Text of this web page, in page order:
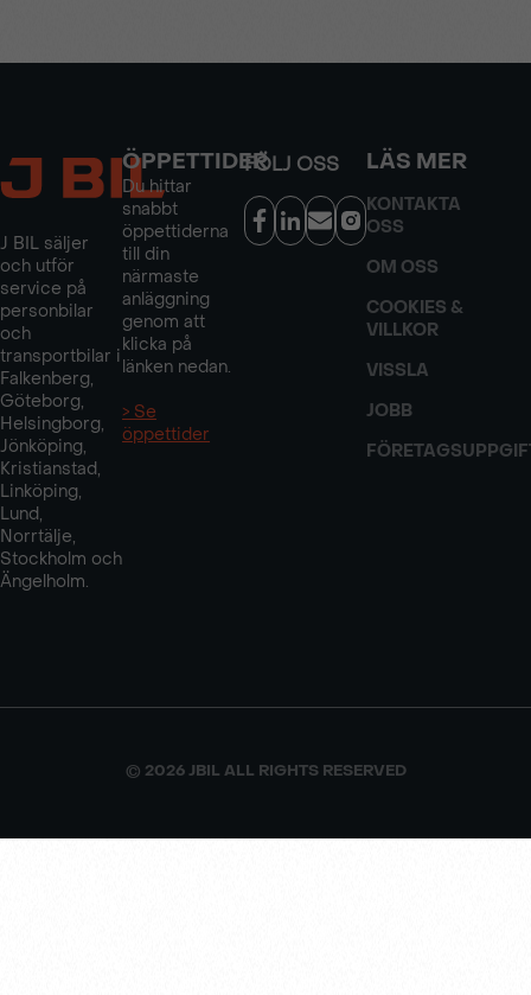
J BIL säljer
och utför
service på
personbilar
och
transportbilar i
Falkenberg,
Göteborg,
Helsingborg,
Jönköping,
Kristianstad,
Linköping,
Lund,
Norrtälje,
Stockholm och
Ängelholm.
ÖPPETTIDER
Du hittar
snabbt
öppettiderna
till din
närmaste
anläggning
genom att
klicka på
länken nedan.
> Se
öppettider
FÖLJ OSS LÄS MER
KONTAKTA
OSS
OM OSS
COOKIES &
VILLKOR
VISSLA
JOBB
© 2026 JBIL ALL RIGHTS RESERVED